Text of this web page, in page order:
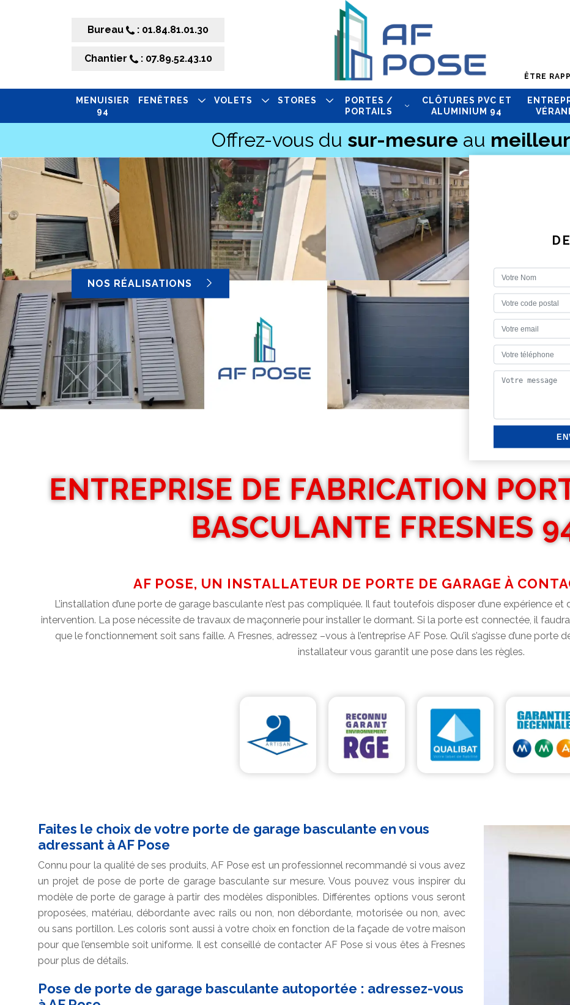
Bureau : 01.84.81.01.30
Chantier : 07.89.52.43.10
ÊTRE
MENUISIER
94
FENÊTRES VOLETS STORES
PORTES /
PORTAILS
CLÔTURES PVC ET
ALUMINIUM 94
Offrez-vous du sur-mesure au
NOS RÉALISATIONS
ENTREPRISE DE FABRICATION
BASCULANTE FRESNES
AF POSE, UN INSTALLATEUR DE PORTE DE GARAGE À
L’installation d’une porte de garage basculante n’est pas compliquée. Il faut toutefois disposer d’une expérience
intervention. La pose nécessite de travaux de maçonnerie pour installer le dormant. Si la porte est connectée, il
que le fonctionnement soit sans faille. A Fresnes, adressez –vous à l’entreprise AF Pose. Qu’il s’agisse d’une
installateur vous garantit une pose dans les règles.
Faites le choix de votre porte de garage basculante en vous
adressant à AF Pose
Connu pour la qualité de ses produits, AF Pose est un professionnel recommandé si vous avez
un projet de pose de porte de garage basculante sur mesure. Vous pouvez vous inspirer du
modèle de porte de garage à partir des modèles disponibles. Différentes options vous seront
proposées, matériau, débordante avec rails ou non, non débordante, motorisée ou non, avec
ou sans portillon. Les coloris sont aussi à votre choix en fonction de la façade de votre maison
pour que l’ensemble soit uniforme. Il est conseillé de contacter AF Pose si vous êtes à Fresnes
pour plus de détails.
Pose de porte de garage basculante autoportée : adressez-vous